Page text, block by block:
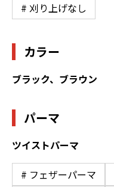
# 刈り上げなし
カラー
ブラック、ブラウン
パーマ
ツイストパーマ
# フェザーパーマ